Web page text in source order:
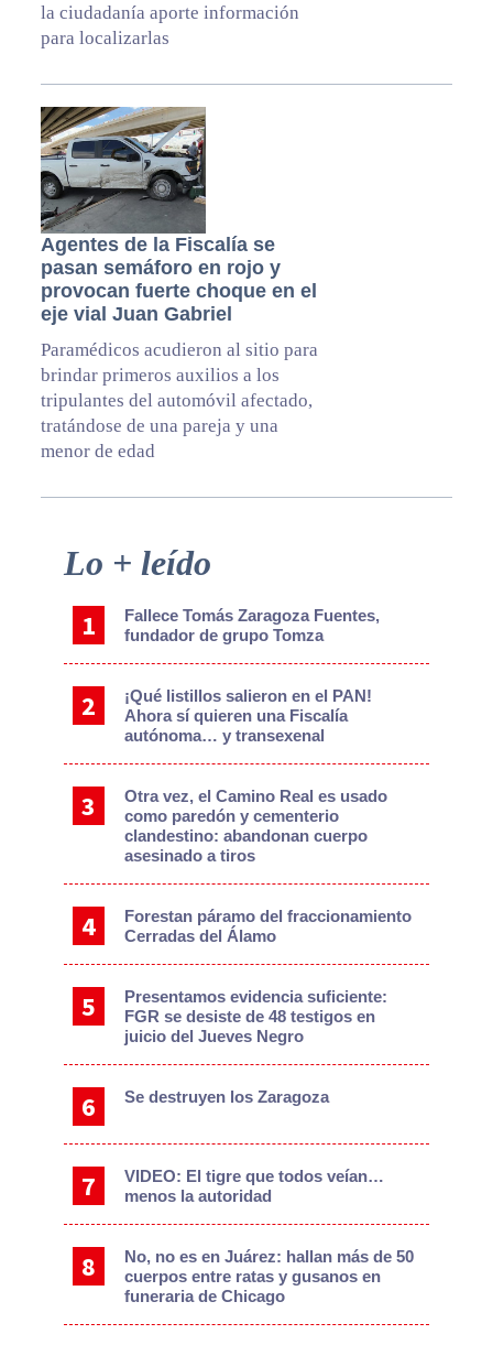
la ciudadanía aporte información
para localizarlas
Agentes de la Fiscalía se
pasan semáforo en rojo y
provocan fuerte choque en el
eje vial Juan Gabriel
Paramédicos acudieron al sitio para
brindar primeros auxilios a los
tripulantes del automóvil afectado,
tratándose de una pareja y una
menor de edad
Primary
Lo + leído
Fallece Tomás Zaragoza Fuentes,
fundador de grupo Tomza
¡Qué listillos salieron en el PAN!
Ahora sí quieren una Fiscalía
autónoma… y transexenal
Otra vez, el Camino Real es usado
como paredón y cementerio
clandestino: abandonan cuerpo
asesinado a tiros
Forestan páramo del fraccionamiento
Cerradas del Álamo
Presentamos evidencia suficiente:
FGR se desiste de 48 testigos en
juicio del Jueves Negro
Se destruyen los Zaragoza
VIDEO: El tigre que todos veían…
menos la autoridad
No, no es en Juárez: hallan más de 50
cuerpos entre ratas y gusanos en
funeraria de Chicago